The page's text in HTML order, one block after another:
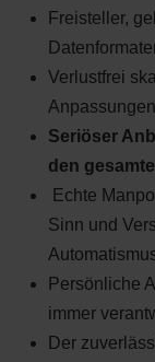
Freisteller,
Verlustfrei
Seriöser
den
Echte
Sinn und
Persönliche
immer
Der